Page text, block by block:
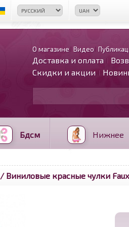
О магазине Видео
Доставка и оплата
Скидки и акции
Бдсм Нижнее
/ Виниловые красные чулки